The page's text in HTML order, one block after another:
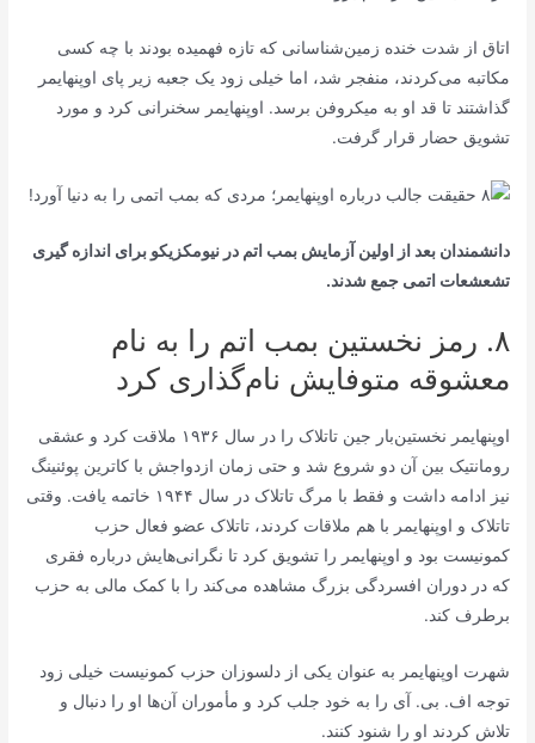
اتاق از شدت خنده زمین‌شناسانی که تازه فهمیده بودند با چه کسی
مکاتبه می‌کردند، منفجر شد، اما خیلی زود یک جعبه زیر پای اوپنهایمر
گذاشتند تا قد او به میکروفن برسد. اوپنهایمر سخنرانی کرد و مورد
تشویق حضار قرار گرفت.
دانشمندان بعد از اولین آزمایش بمب اتم در نیومکزیکو برای اندازه گیری
تشعشعات اتمی جمع شدند.
۸. رمز نخستین بمب اتم را به نام
معشوقه متوفایش نام‌گذاری کرد
اوپنهایمر نخستین‌بار جین تاتلاک را در سال ۱۹۳۶ ملاقت کرد و عشقی
رومانتیک بین آن دو شروع شد و حتی زمان ازدواجش با کاترین پوئنینگ
نیز ادامه داشت و فقط با مرگ تاتلاک در سال ۱۹۴۴ خاتمه یافت. وقتی
تاتلاک و اوپنهایمر با هم ملاقات کردند، تاتلاک عضو فعال حزب
کمونیست بود و اوپنهایمر را تشویق کرد تا نگرانی‌هایش درباره فقری
که در دوران افسردگی بزرگ مشاهده می‌کند را با کمک مالی به حزب
برطرف کند.
شهرت اوپنهایمر به عنوان یکی از دلسوزان حزب کمونیست خیلی زود
توجه اف. بی. آی را به خود جلب کرد و مأموران آن‌ها او را دنبال و
تلاش کردند او را شنود کنند.